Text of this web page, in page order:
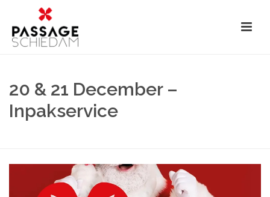
20 & 21 December –
Inpakservice